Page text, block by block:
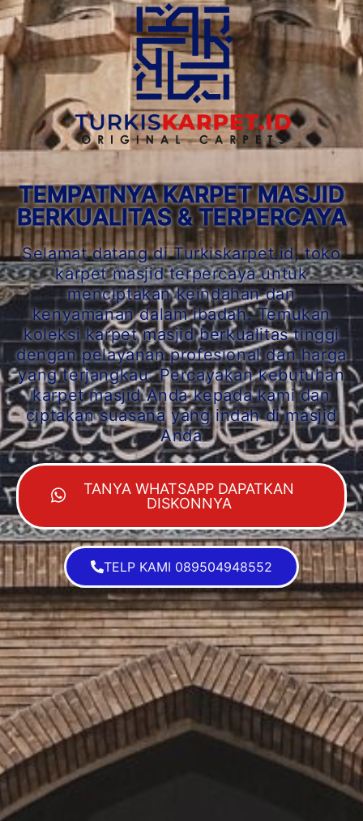
TEMPATNYA KARPET MASJID
BERKUALITAS & TERPERCAYA
Selamat datang di Turkiskarpet.id, toko
karpet masjid terpercaya untuk
menciptakan keindahan dan
kenyamanan dalam ibadah. Temukan
koleksi karpet masjid berkualitas tinggi
dengan pelayanan profesional dan harga
yang terjangkau. Percayakan kebutuhan
karpet masjid Anda kepada kami dan
ciptakan suasana yang indah di masjid
Anda
TANYA WHATSAPP DAPATKAN
DISKONNYA
TELP KAMI 089504948552